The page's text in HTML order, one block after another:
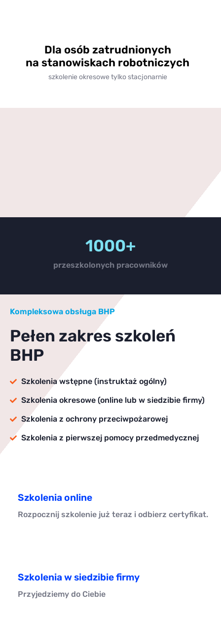
Dla osób zatrudnionych
na stanowiskach robotniczych
szkolenie okresowe tylko stacjonarnie
1000+
przeszkolonych pracowników
Kompleksowa obsługa BHP
Pełen zakres szkoleń
BHP
Szkolenia wstępne (instruktaż ogólny)
Szkolenia okresowe (online lub w siedzibie firmy)
Szkolenia z ochrony przeciwpożarowej
Szkolenia z pierwszej pomocy przedmedycznej
Szkolenia online
Rozpocznij szkolenie już teraz i odbierz certyfikat.
Szkolenia w siedzibie firmy
Przyjedziemy do Ciebie